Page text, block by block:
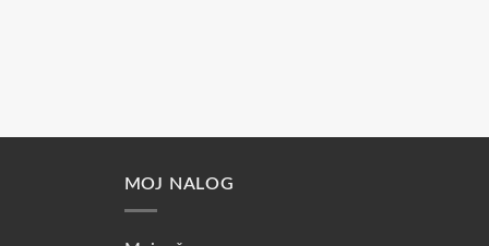
MOJ NALOG